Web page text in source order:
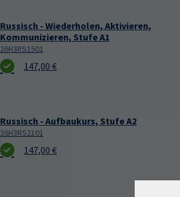
Russisch - Wiederholen, Aktivieren,
Kommunizieren, Stufe A1
26H3RS1501
147,00 €
Russisch - Aufbaukurs, Stufe A2
26H3RS2101
147,00 €